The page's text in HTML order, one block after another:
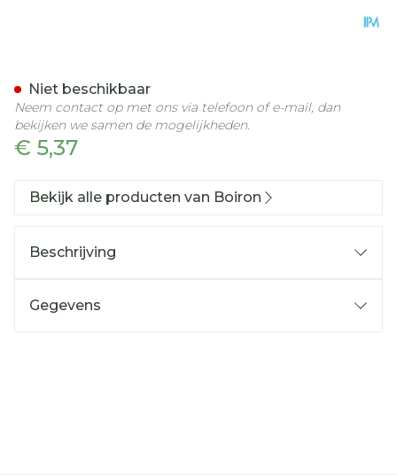
€ 5,37
Niet beschikbaar
Neem contact op met ons via telefoon of e-mail, dan
bekijken we samen de mogelijkheden.
Bekijk alle producten van Boiron
Beschrijving
Gegevens